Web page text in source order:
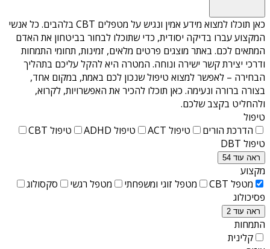
כאן תוכלו למצוא מידע אמין ונגיש על מטפלים CBT בלהבים
. כל אנשי
המקצוע עברו בדיקה יסודית, כדי שתוכלו לבחור בביטחון את האדם
המתאים לכם. באתר מוצגים פרטים מלאים, זמינות, תחומי התמחות
ודרכי יצירת קשר ישירה ונוחה. המטרה היא להקל עליכם בתהליך
הבחירה – לאפשר למצוא טיפול שנכון לכם באמת, במקום אחד,
בצורה ברורה ונעימה. כאן תוכלו להכיר את האפשרויות, לקרוא,
ולהחליט בקצב שלכם.
טיפול
הדרכת הורים
טיפול ACT טיפול ADHD
טיפול CBT
טיפול DBT
ראה עוד 54
מקצוע
מטפל CBT
מטפל זוגי ומשפחתי מטפל רגשי
סקסולוג
פסיכולוג
ראה עוד 2
התמחות
קלינית